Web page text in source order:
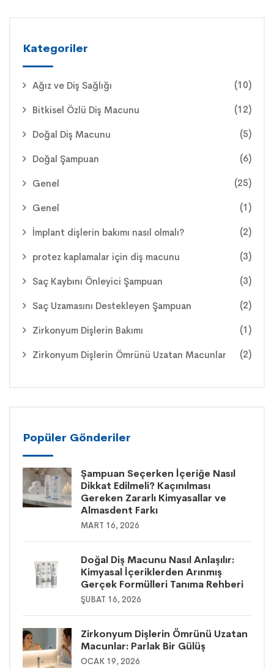
Kategoriler
Ağız ve Diş Sağlığı (10)
Bitkisel Özlü Diş Macunu (12)
Doğal Diş Macunu (5)
Doğal Şampuan (6)
Genel (25)
Genel (1)
İmplant dişlerin bakımı nasıl olmalı? (2)
protez kaplamalar için diş macunu (3)
Saç Kaybını Önleyici Şampuan (3)
Saç Uzamasını Destekleyen Şampuan (2)
Zirkonyum Dişlerin Bakımı (1)
Zirkonyum Dişlerin Ömrünü Uzatan Macunlar (2)
Popüler Gönderiler
Şampuan Seçerken İçeriğe Nasıl
Dikkat Edilmeli? Kaçınılması
Gereken Zararlı Kimyasallar ve
Almasdent Farkı
MART 16, 2026
Doğal Diş Macunu Nasıl Anlaşılır:
Kimyasal İçeriklerden Arınmış
Gerçek Formülleri Tanıma Rehberi
ŞUBAT 16, 2026
Zirkonyum Dişlerin Ömrünü Uzatan
Macunlar: Parlak Bir Gülüş
OCAK 19, 2026